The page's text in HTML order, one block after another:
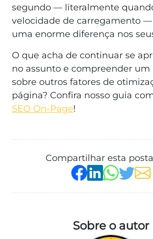
segundo — literalmente
velocidade de carregamento
uma enorme diferença nos
O que acha de continuar se
no assunto e compreender um
sobre outros fatores de
página? Confira nosso guia
SEO On-Page!
Compartilhar esta
Sobre o autor